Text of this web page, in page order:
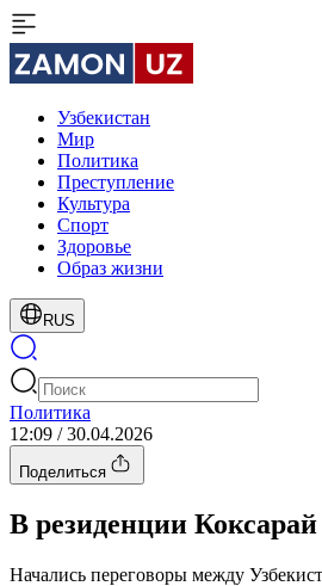
Узбекистан
Мир
Политика
Преступление
Культура
Спорт
Здоровье
Образ жизни
RUS
Политика
12:09 / 30.04.2026
Поделиться
В резиденции
Начались переговоры между